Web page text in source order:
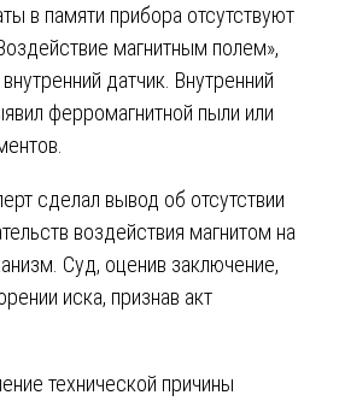
в памяти прибора отсутствуют
магнитным полем»,
датчик. Внутренний
ферромагнитной пыли или
сделал вывод об отсутствии
воздействия магнитом на
Суд, оценив заключение,
иска, признав акт
технической причины